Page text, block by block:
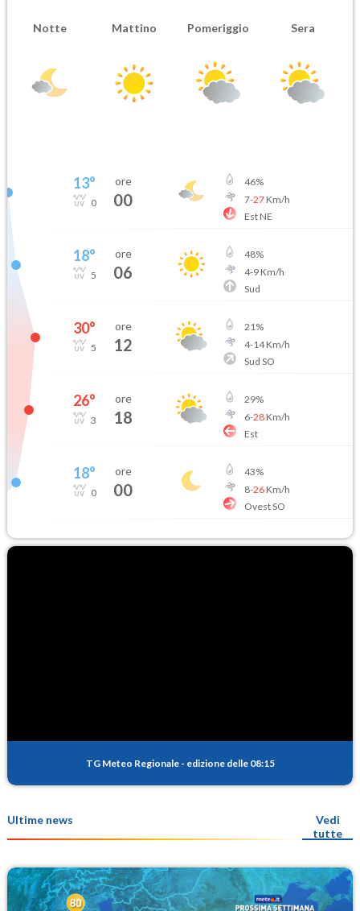
Notte Mattino Pomeriggio Sera
13°
0
ore
00
46%
7-27Km/h
Est NE
18°
5
ore
06
48%
4-9Km/h
Sud
30°
5
ore
12
21%
4-14Km/h
Sud SO
26°
3
ore
18
29%
6-28Km/h
Est
18°
0
ore
00
43%
8-26Km/h
Ovest SO
TG Meteo Regionale - edizione delle 08:15
Ultime news
Vedi
tutte